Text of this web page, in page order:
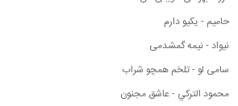
حامیم - یکیو دارم
نیواد - نیمه گمشدمی
سامی لو - تلخم همچو شراب
محمود التركي - عاشق مجنون